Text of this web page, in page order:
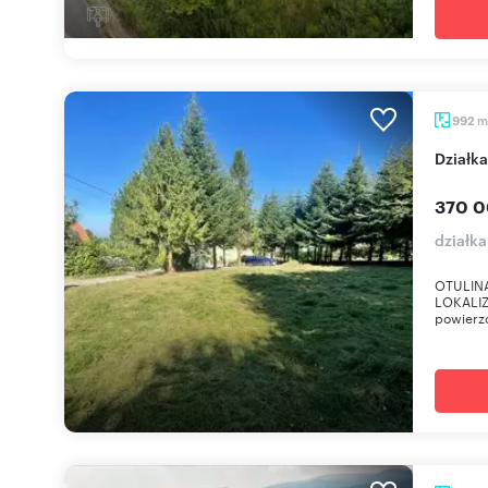
992 m
370